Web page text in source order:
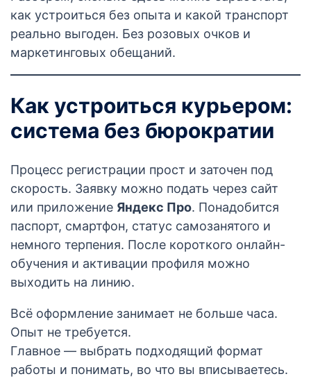
как устроиться без опыта и какой транспорт
реально выгоден. Без розовых очков и
маркетинговых обещаний.
Как устроиться курьером:
система без бюрократии
Процесс регистрации прост и заточен под
скорость. Заявку можно подать через сайт
или приложение Яндекс Про. Понадобится
паспорт, смартфон, статус самозанятого и
немного терпения. После короткого онлайн-
обучения и активации профиля можно
выходить на линию.
Всё оформление занимает не больше часа.
Опыт не требуется.
Главное — выбрать подходящий формат
работы и понимать, во что вы вписываетесь.